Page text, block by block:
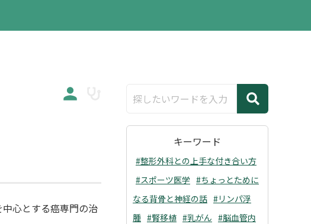
心とする癌専門の治
キーワード
#整形外科との上手な付き合い方
#スポーツ医学 #ちょっとために
なる背骨と神経の話 #リンパ浮
腫 #腎移植 #乳がん #脳血管内